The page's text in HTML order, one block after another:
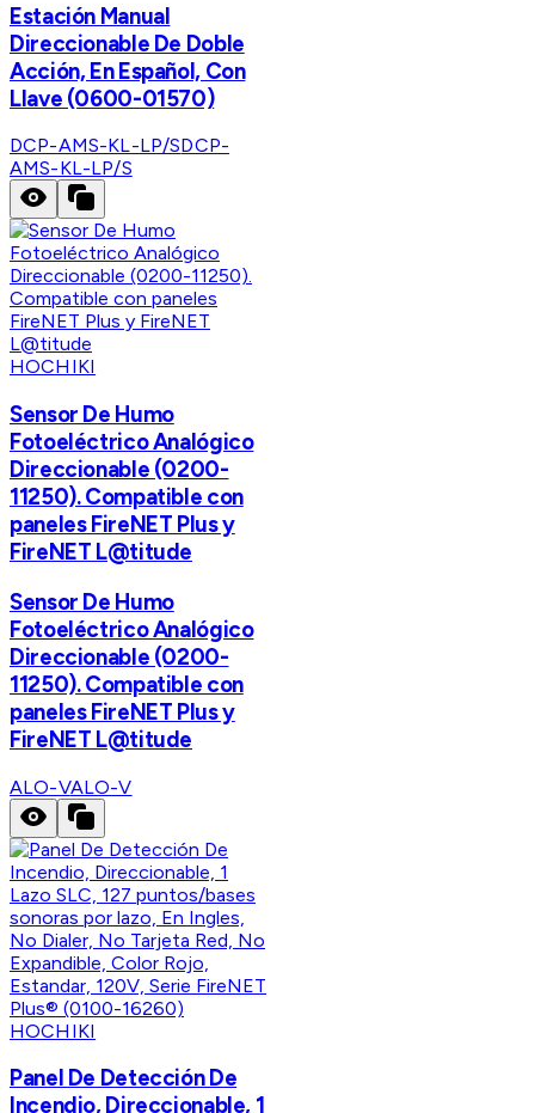
Estación Manual
Direccionable De Doble
Acción, En Español, Con
Llave (0600-01570)
DCP-AMS-KL-LP/SDCP-
AMS-KL-LP/S
HOCHIKI
Sensor De Humo
Fotoeléctrico Analógico
Direccionable (0200-
11250). Compatible con
paneles FireNET Plus y
FireNET L@titude
Sensor De Humo
Fotoeléctrico Analógico
Direccionable (0200-
11250). Compatible con
paneles FireNET Plus y
FireNET L@titude
ALO-VALO-V
HOCHIKI
Panel De Detección De
Incendio, Direccionable, 1